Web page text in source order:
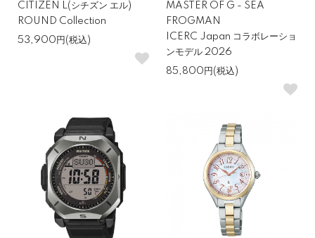
ケースサイズ・厚みで「似合う時計」が決まる
腕時計の見た目を大きく左右するのがケースサイズと厚みです。一
般的に、メンズで38〜42mm、レディースで28〜34mmが馴染み
デルを選ぶとバランスが良く見えます。厚みは薄いほどフォーマル
に、厚いほどスポーティになります。見た目だけでなく、袖口に収
まるか、重さは気にならないかといった使い勝手もチェックポイン
トです。
シーンから逆算するのが失敗しないコツ
CITIZEN L(シチズン エル)
ROUND Collection
53,900円(税込)
MASTER OF G - SEA
FROGMAN
ICERC Japan コラボレーショ
ンモデル 2026
85,800円(税込)